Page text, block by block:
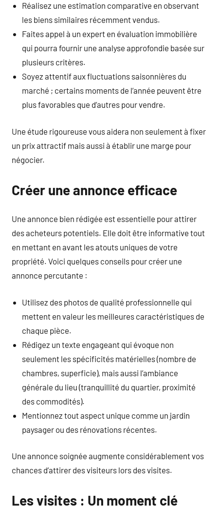
Réalisez une estimation comparative en observant
les biens similaires récemment vendus.
Faites appel à un expert en évaluation immobilière
qui pourra fournir une analyse approfondie basée sur
plusieurs critères.
Soyez attentif aux fluctuations saisonnières du
marché ; certains moments de l’année peuvent être
plus favorables que d’autres pour vendre.
Une étude rigoureuse vous aidera non seulement à fixer
un prix attractif mais aussi à établir une marge pour
négocier.
Créer une annonce efficace
Une annonce bien rédigée est essentielle pour attirer
des acheteurs potentiels. Elle doit être informative tout
en mettant en avant les atouts uniques de votre
propriété. Voici quelques conseils pour créer une
annonce percutante :
Utilisez des photos de qualité professionnelle qui
mettent en valeur les meilleures caractéristiques de
chaque pièce.
Rédigez un texte engageant qui évoque non
seulement les spécificités matérielles (nombre de
chambres, superficie), mais aussi l’ambiance
générale du lieu (tranquillité du quartier, proximité
des commodités).
Mentionnez tout aspect unique comme un jardin
paysager ou des rénovations récentes.
Une annonce soignée augmente considérablement vos
chances d’attirer des visiteurs lors des visites.
Les visites : Un moment clé